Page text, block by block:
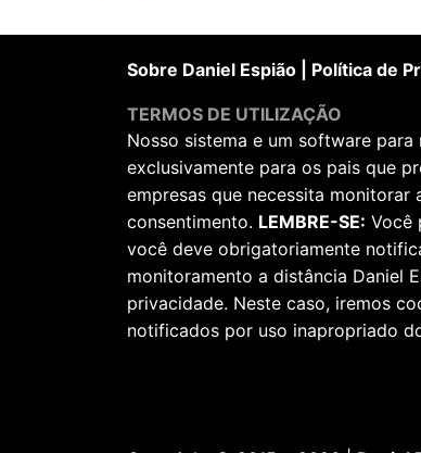
posts
Sobre Daniel Espião Política de
TERMOS DE UTILIZAÇÃO
Nosso sistema e um software
exclusivamente para os pais que
empresas que necessita
consentimento. LEMBRE-SE: Você
você deve obrigatoriamente
monitoramento a distância Daniel
privacidade. Neste caso, iremos
notificados por uso inapropriado